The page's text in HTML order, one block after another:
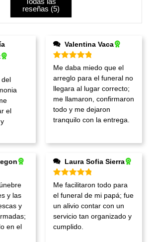
reseñas (5)
5
del
el
Valentina Vaca
Valorado en5
Me daba miedo que el
arreglo para el funeral no
llegara al lugar correcto;
me llamaron, confirmaron
todo y me dejaron
tranquilo con la entrega.
5
y las
y
en el
Laura Sofia Sierra
Valorado en 5 de 5
Me facilitaron todo para
el funeral de mi papá; fue
un alivio contar con un
servicio tan organizado y
cumplido.